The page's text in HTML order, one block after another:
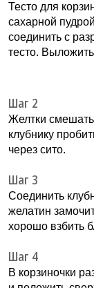
Тесто для
сахарной
соединить с
тесто.
Шаг 2
Желтки
клубнику
через сито.
Шаг 3
Соединить
желатин
хорошо взбить
Шаг 4
В корзиночки